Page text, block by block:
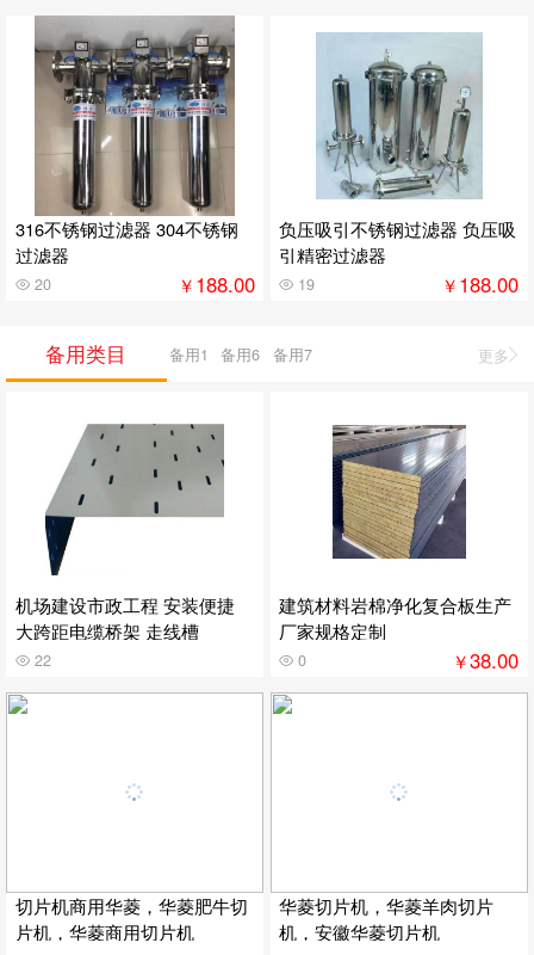
316不锈钢过滤器 304不锈钢
过滤器
20 ￥188.00
负压吸引不锈钢过滤器 负压吸
引精密过滤器
19 ￥188.00
备用类目 备用1 备用6 备用7 更多
机场建设市政工程 安装便捷
大跨距电缆桥架 走线槽
22
建筑材料岩棉净化复合板生产
厂家规格定制
0 ￥38.00
切片机商用华菱，华菱肥牛切
片机，华菱商用切片机
华菱切片机，华菱羊肉切片
机，安徽华菱切片机